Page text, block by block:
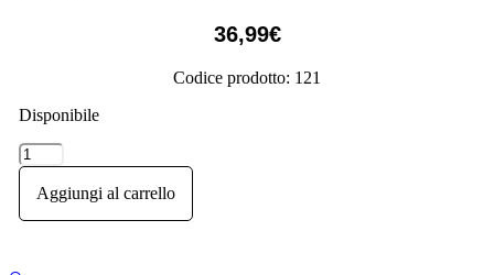
36,99€
Codice prodotto: 121
Disponibile
Foie
gras
d'Oca
Aggiungi al carrello